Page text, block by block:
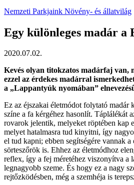
Nemzeti Parkjaink Növény- és állatvilág
Egy különleges madár a
2020.07.02.
Kevés olyan titokzatos madárfaj van,
ezzel az érdekes madárral
a „Lappantyúk nyomában”
Ez az éjszakai életmódot folytató
színe a fa kérgéhez hasonlít. Táplálékát
rovarok jelentik, melyeket röptében kap
melyet hatalmasra tud kinyitni, így
el tud kapni; ebben segítségére vannak
sörteszőrök is. Ehhez az életmódhoz
reflex, így a fej méretéhez viszonyítva a
legnagyobb szeme. És hogy ez a nagy
rejtőzködésben, még a szemhéja is